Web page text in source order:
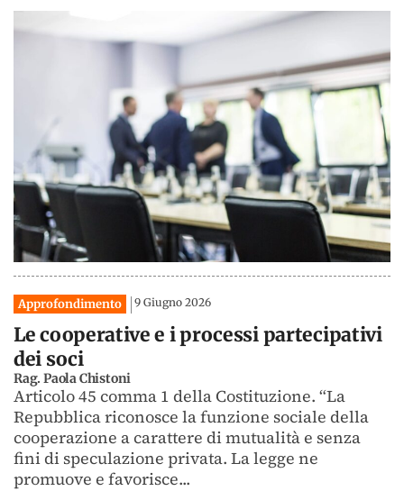
Approfondimento 9 Giugno 2026
Le cooperative e i processi partecipativi
dei soci
Rag. Paola Chistoni
Articolo 45 comma 1 della Costituzione. “La
Repubblica riconosce la funzione sociale della
cooperazione a carattere di mutualità e senza
fini di speculazione privata. La legge ne
promuove e favorisce...